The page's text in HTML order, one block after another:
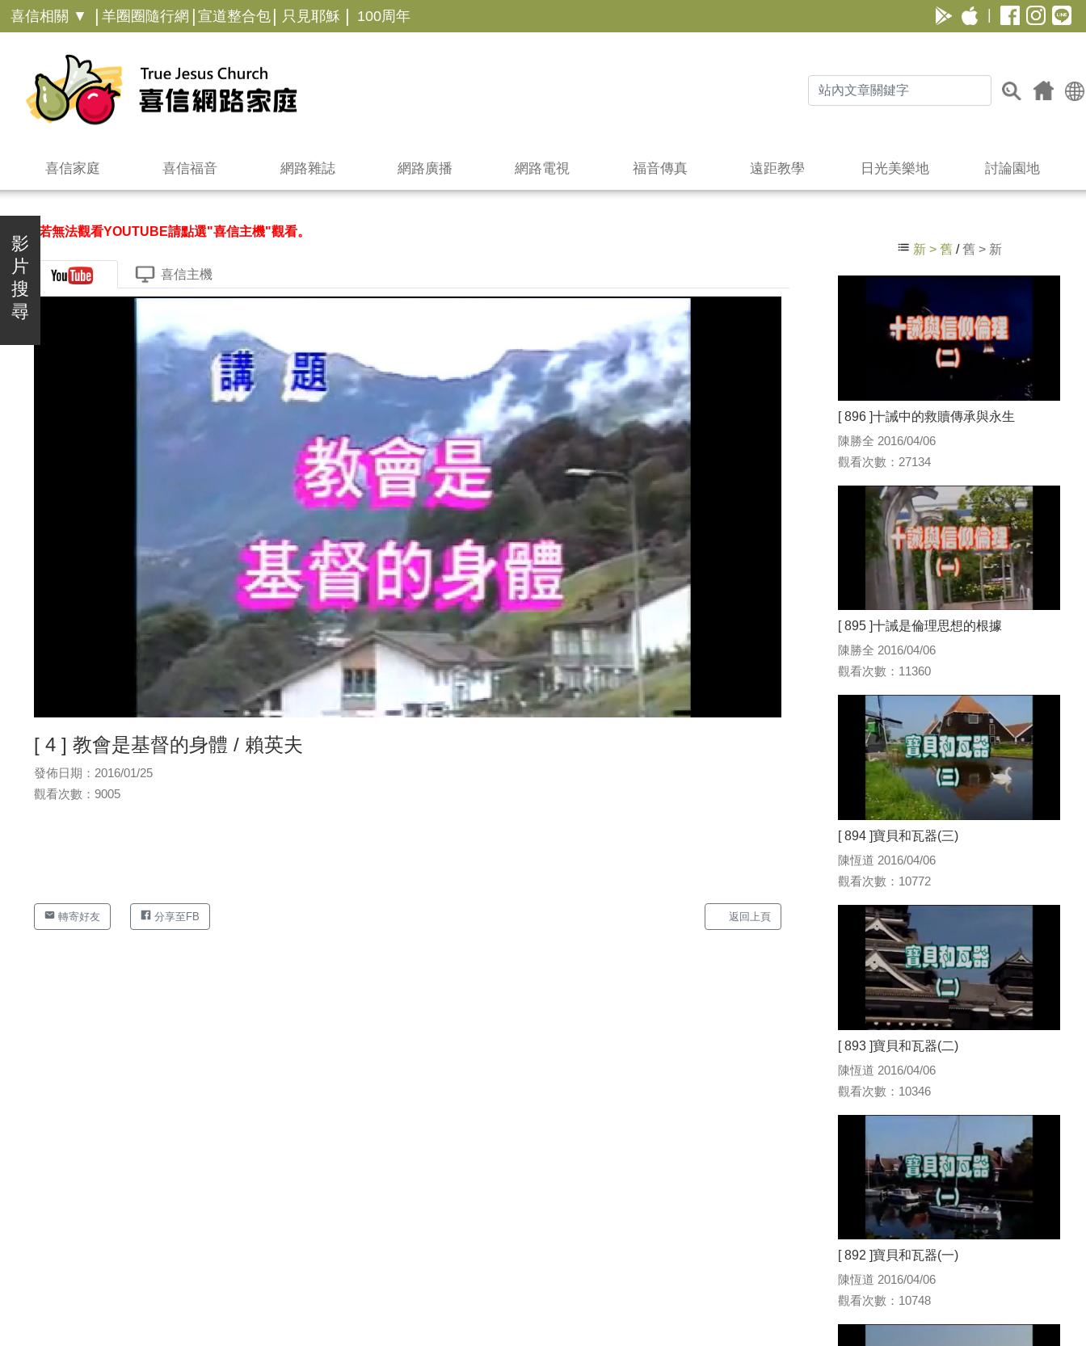
喜信相關 ▼ | 羊圈圈隨行網 | 宣道整合包 | 只見耶穌 | 100周年
喜信家庭 喜信福音 網路雜誌 網路廣播 網路電視 福音傳真 遠距教學 日光美樂地 討論園地
影
片
搜
尋
＊若無法觀看YOUTUBE請點選"喜信主機"觀看。
喜信主機
[ 4 ] 教會是基督的身體 / 賴英夫
發佈日期：2016/01/25
觀看次數：9005
轉寄好友 分享至FB 返回上頁
新 > 舊/舊 > 新
[ 896 ]十誡中的救贖傳承與永生
陳勝全 2016/04/06
觀看次數：27134
[ 895 ]十誡是倫理思想的根據
陳勝全 2016/04/06
觀看次數：11360
[ 894 ]寶貝和瓦器(三)
陳恆道 2016/04/06
觀看次數：10772
[ 893 ]寶貝和瓦器(二)
陳恆道 2016/04/06
觀看次數：10346
[ 892 ]寶貝和瓦器(一)
陳恆道 2016/04/06
觀看次數：10748